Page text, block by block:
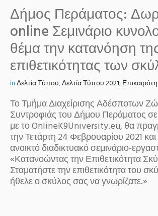
Δήμος Περάματος:
online Σεμινάριο
θέμα την κατανόηση
επιθετικότητας των
inΔελτία Τύπου,Δελτία Τύπου 2021,
Το Τμήμα Διαχείρισης Αδέσποτων
Συντροφιάς του Δήμου Περάματος
με το OnlineK9University.eu, θα
την Τετάρτη 24 Φεβρουαρίου 2021
ανοικτό διαδικτυακό σεμινάριο-
«Κατανοώντας την Επιθετικότητα
Σταματήστε την επιθετικότητα του
ήθελε ο σκύλος σας να γνωρίζατε.»